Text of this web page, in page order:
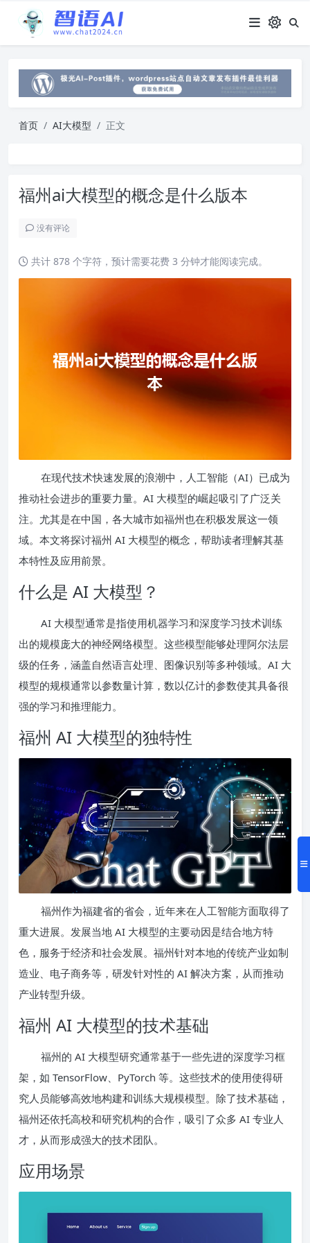
首页 AI大模型 正文
福州ai大模型的概念是什么版本
没有评论
共计 878 个字符，预计需要花费 3 分钟才能阅读完成。
在现代技术快速发展的浪潮中，人工智能（AI）已成为
推动社会进步的重要力量。AI 大模型的崛起吸引了广泛关
注。尤其是在中国，各大城市如福州也在积极发展这一领
域。本文将探讨福州 AI 大模型的概念，帮助读者理解其基
本特性及应用前景。
什么是 AI 大模型？
AI 大模型通常是指使用机器学习和深度学习技术训练
出的规模庞大的神经网络模型。这些模型能够处理阿尔法层
级的任务，涵盖自然语言处理、图像识别等多种领域。AI 大
模型的规模通常以参数量计算，数以亿计的参数使其具备很
强的学习和推理能力。
福州 AI 大模型的独特性
福州作为福建省的省会，近年来在人工智能方面取得了
重大进展。发展当地 AI 大模型的主要动因是结合地方特
色，服务于经济和社会发展。福州针对本地的传统产业如制
造业、电子商务等，研发针对性的 AI 解决方案，从而推动
产业转型升级。
福州 AI 大模型的技术基础
福州的 AI 大模型研究通常基于一些先进的深度学习框
架，如 TensorFlow、PyTorch 等。这些技术的使用使得研
究人员能够高效地构建和训练大规模模型。除了技术基础，
福州还依托高校和研究机构的合作，吸引了众多 AI 专业人
才，从而形成强大的技术团队。
应用场景